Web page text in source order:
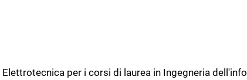
per i corsi di laurea in Ingegneria